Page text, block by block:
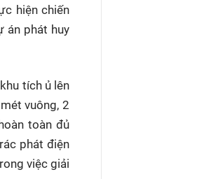
hiện chiến
án phát huy
tích ủ lên
vuông, 2
toàn đủ
phát điện
việc giải